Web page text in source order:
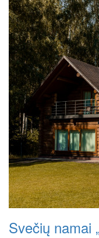
Svečių namai